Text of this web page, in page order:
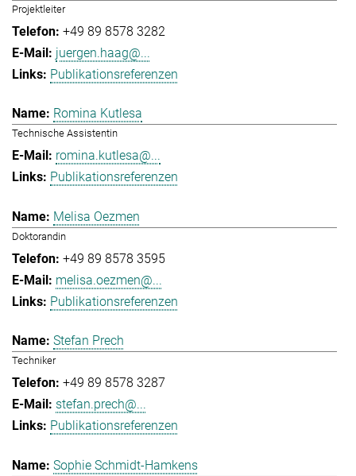
Projektleiter
+49 89 8578 3282
juergen.haag@...
Publikationsreferenzen
Romina Kutlesa
Technische Assistentin
romina.kutlesa@...
Publikationsreferenzen
Melisa Oezmen
Doktorandin
+49 89 8578 3595
melisa.oezmen@...
Publikationsreferenzen
Stefan Prech
Techniker
+49 89 8578 3287
stefan.prech@...
Publikationsreferenzen
Sophie Schmidt-Hamkens